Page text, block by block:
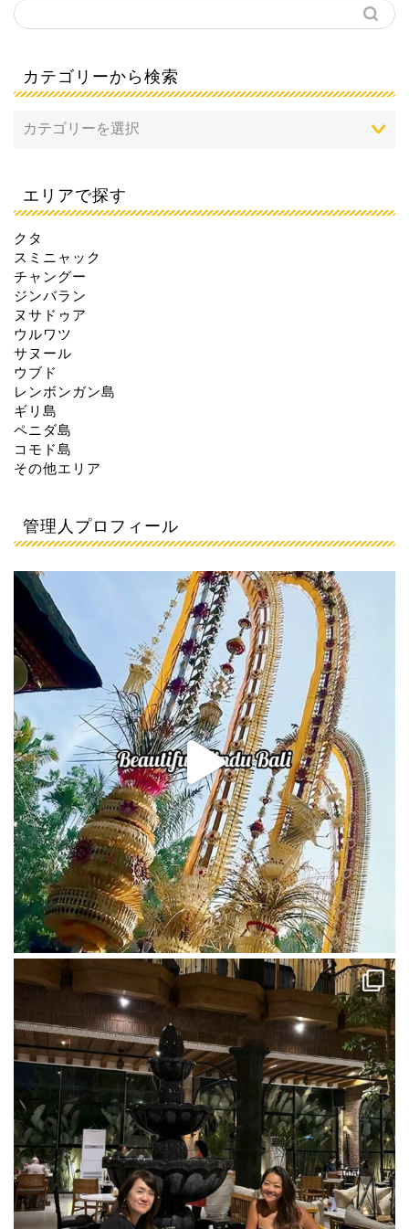
カテゴリーから検索
エリアで探す
クタ
スミニャック
チャングー
ジンバラン
ヌサドゥア
ウルワツ
サヌール
ウブド
レンボンガン島
ギリ島
ペニダ島
コモド島
その他エリア
管理人プロフィール